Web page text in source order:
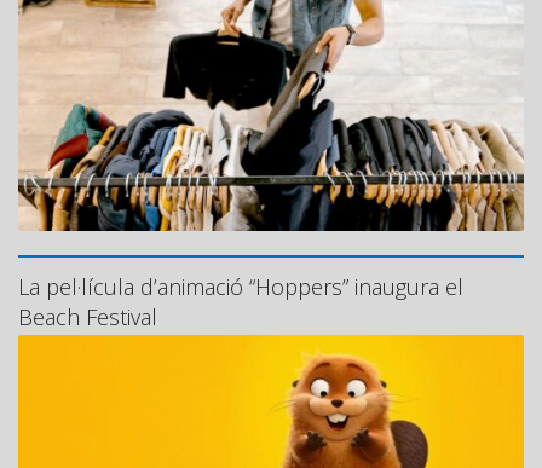
La pel·lícula d’animació “Hoppers” inaugura el
Beach Festival